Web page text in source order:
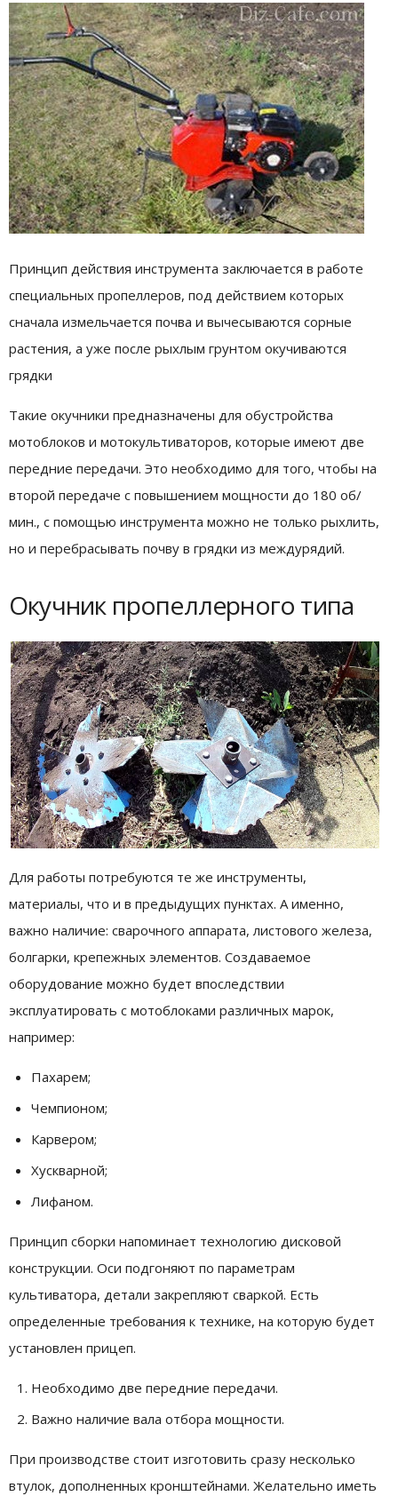
Принцип действия инструмента заключается в работе
специальных пропеллеров, под действием которых
сначала измельчается почва и вычесываются сорные
растения, а уже после рыхлым грунтом окучиваются
грядки
Такие окучники предназначены для обустройства
мотоблоков и мотокультиваторов, которые имеют две
передние передачи. Это необходимо для того, чтобы на
второй передаче с повышением мощности до 180 об/
мин., с помощью инструмента можно не только рыхлить,
но и перебрасывать почву в грядки из междурядий.
Окучник пропеллерного типа
Для работы потребуются те же инструменты,
материалы, что и в предыдущих пунктах. А именно,
важно наличие: сварочного аппарата, листового железа,
болгарки, крепежных элементов. Создаваемое
оборудование можно будет впоследствии
эксплуатировать с мотоблоками различных марок,
например:
Пахарем;
Чемпионом;
Карвером;
Хускварной;
Лифаном.
Принцип сборки напоминает технологию дисковой
конструкции. Оси подгоняют по параметрам
культиватора, детали закрепляют сваркой. Есть
определенные требования к технике, на которую будет
установлен прицеп.
Необходимо две передние передачи.
Важно наличие вала отбора мощности.
При производстве стоит изготовить сразу несколько
втулок, дополненных кронштейнами. Желательно иметь